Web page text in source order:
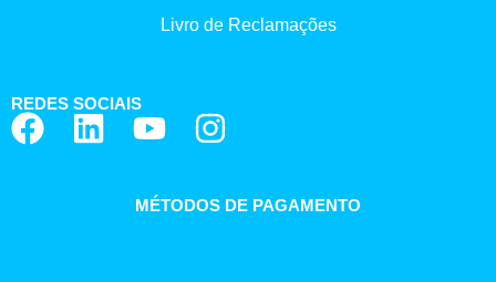
Livro de Reclamações
REDES SOCIAIS
MÉTODOS DE PAGAMENTO